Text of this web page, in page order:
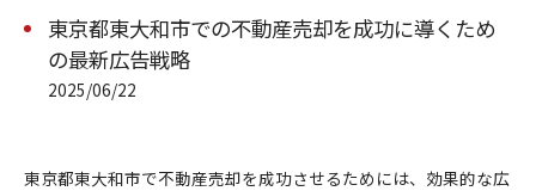
東京都東大和市での不動産売却を成功に導くため
の最新広告戦略
2025/06/22
東京都東大和市で不動産売却を成功させるためには、効果的な広